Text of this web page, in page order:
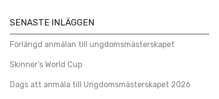
SENASTE INLÄGGEN
Förlängd anmälan till ungdomsmästerskapet
Skinner’s World Cup
Dags att anmäla till Ungdomsmästerskapet 2026